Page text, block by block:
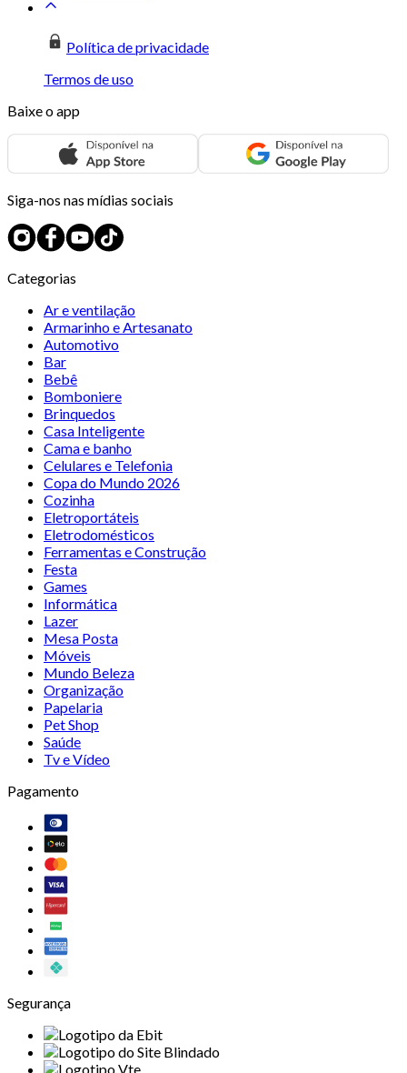
Política de privacidade
Termos de uso
Baixe o app
Siga-nos nas mídias sociais
Categorias
Ar e ventilação
Armarinho e Artesanato
Automotivo
Bar
Bebê
Bomboniere
Brinquedos
Casa Inteligente
Cama e banho
Celulares e Telefonia
Copa do Mundo 2026
Cozinha
Eletroportáteis
Eletrodomésticos
Ferramentas e Construção
Festa
Games
Informática
Lazer
Mesa Posta
Móveis
Mundo Beleza
Organização
Papelaria
Pet Shop
Saúde
Tv e Vídeo
Pagamento
Segurança